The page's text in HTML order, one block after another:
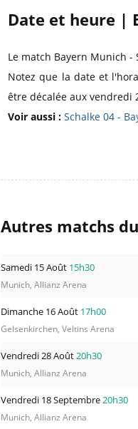
Date et heure |
Le match Bayern Munich -
Notez que la date et
être décalée aux vendredi
Voir aussi : Schalke 04 -
Autres matchs
Samedi 15 Août 15h30
Munich, Allianz Arena
Dimanche 16 Août 17h00
Gelsenkirchen, Veltins Arena
Vendredi 28 Août20h30
Munich, Allianz Arena
Vendredi 18 Septembre20h30
Munich, Allianz Arena